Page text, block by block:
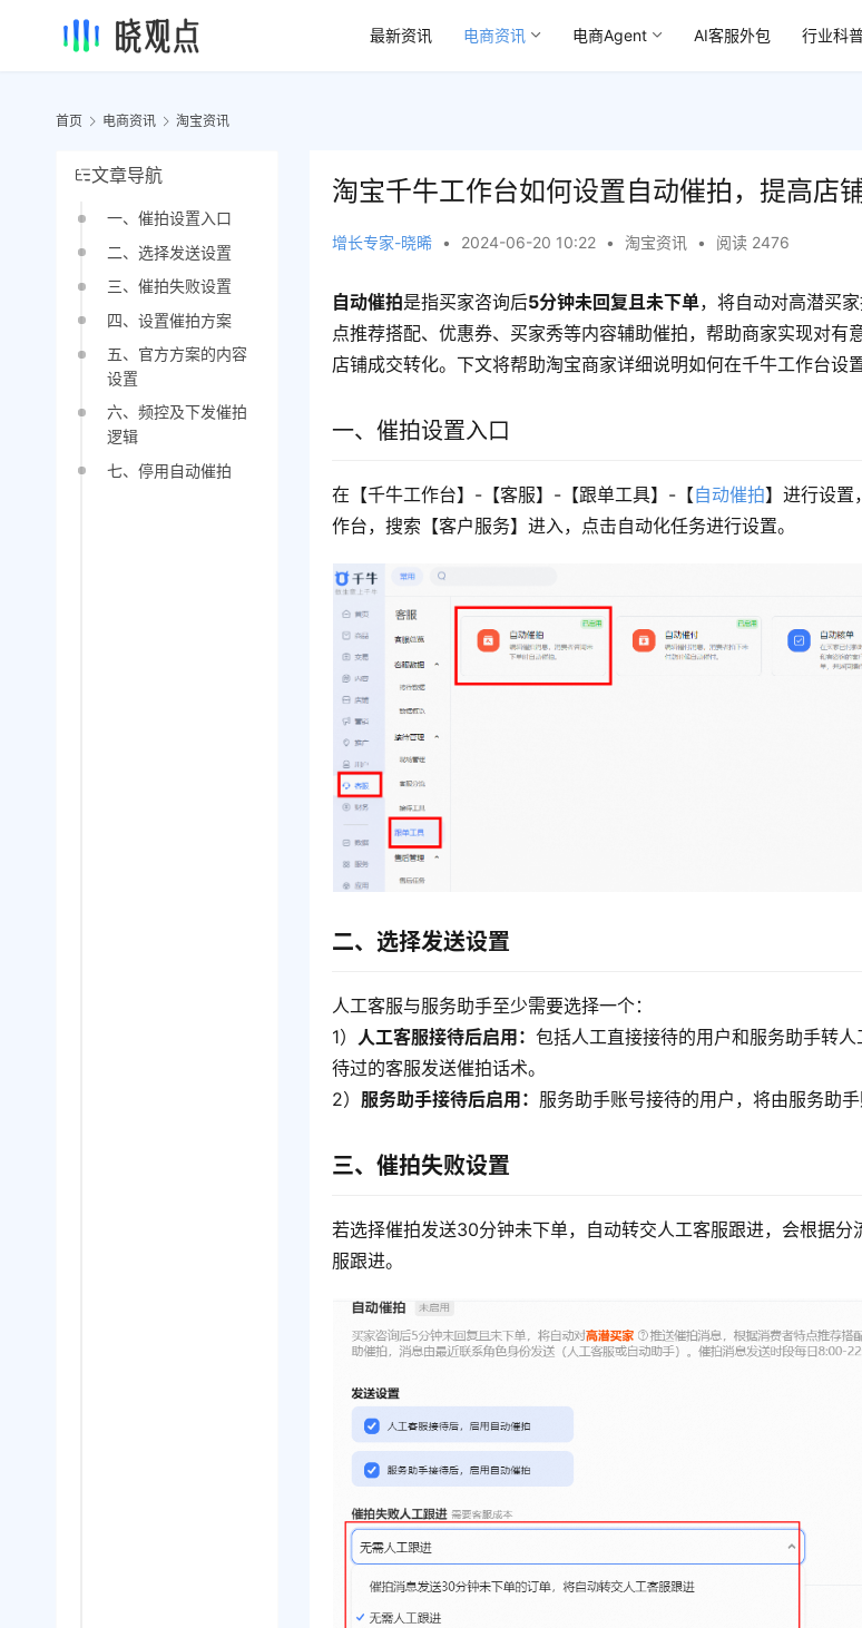
最新资讯 电商资讯 电商Agent AI客服外包 行业科
首页 电商资讯 淘宝资讯
文章导航
一、催拍设置入口
二、选择发送设置
三、催拍失败设置
四、设置催拍方案
五、官方方案的内容
设置
六、频控及下发催拍
逻辑
七、停用自动催拍
淘宝千牛工作台如何设置自动催拍，提高店
增长专家-晓晞 • 2024-06-20 10:22 • 淘宝资讯 • 阅读 2476
自动催拍是指买家咨询后5分钟未回复且未下单，将自动对高潜买
点推荐搭配、优惠券、买家秀等内容辅助催拍，帮助商家实现对有
店铺成交转化。下文将帮助淘宝商家详细说明如何在千牛工作台设
一、催拍设置入口
在【千牛工作台】-【客服】-【跟单工具】-【自动催拍】进行设置
作台，搜索【客户服务】进入，点击自动化任务进行设置。
二、选择发送设置
人工客服与服务助手至少需要选择一个：
1） 人工客服接待后启用：包括人工直接接待的用户和服务助手转
待过的客服发送催拍话术。
2）服务助手接待后启用： 服务助手账号接待的用户，将由服务助手
三、催拍失败设置
若选择催拍发送30分钟未下单，自动转交人工客服跟进，会根据分
服跟进。